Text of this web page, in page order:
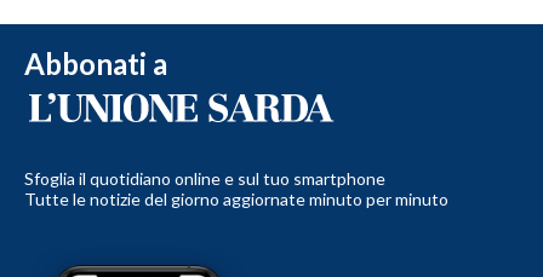
Abbonati a
Sfoglia il quotidiano online e sul tuo smartphone
Tutte le notizie del giorno aggiornate minuto per minuto